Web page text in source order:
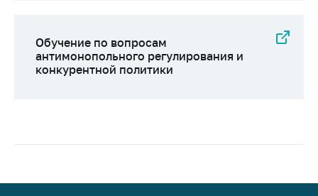
Обучение по вопросам
антимонопольного регулирования и
конкурентной политики